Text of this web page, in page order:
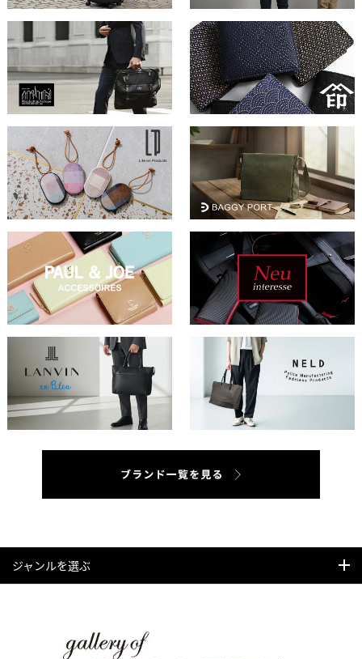
ジャンルを選ぶ